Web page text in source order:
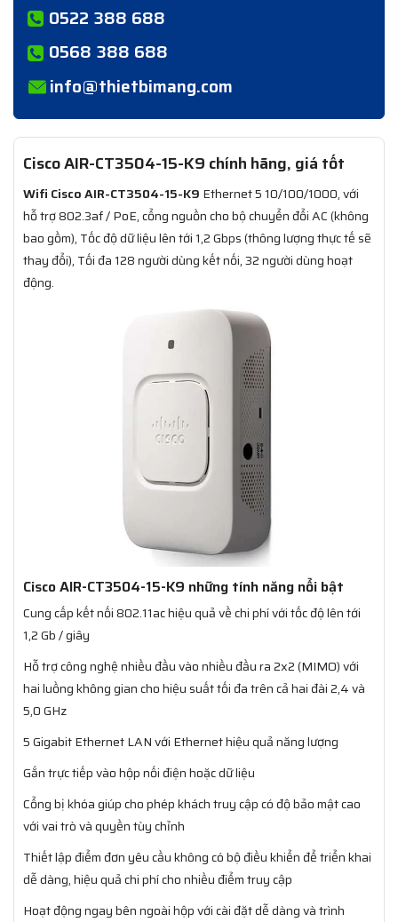
0522 388 688
0568 388 688
info@thietbimang.com
Cisco AIR-CT3504-15-K9 chính hãng, giá tốt
Wifi Cisco AIR-CT3504-15-K9 Ethernet 5 10/100/1000, với
hỗ trợ 802.3af / PoE, cổng nguồn cho bộ chuyển đổi AC (không
bao gồm), Tốc độ dữ liệu lên tới 1,2 Gbps (thông lượng thực tế sẽ
thay đổi), Tối đa 128 người dùng kết nối, 32 người dùng hoạt
động.
Cisco AIR-CT3504-15-K9 những tính năng nổi bật
Cung cấp kết nối 802.11ac hiệu quả về chi phí với tốc độ lên tới
1,2 Gb / giây
Hỗ trợ công nghệ nhiều đầu vào nhiều đầu ra 2x2 (MIMO) với
hai luồng không gian cho hiệu suất tối đa trên cả hai đài 2,4 và
5,0 GHz
5 Gigabit Ethernet LAN với Ethernet hiệu quả năng lượng
Gắn trực tiếp vào hộp nối điện hoặc dữ liệu
Cổng bị khóa giúp cho phép khách truy cập có độ bảo mật cao
với vai trò và quyền tùy chỉnh
Thiết lập điểm đơn yêu cầu không có bộ điều khiển để triển khai
dễ dàng, hiệu quả chi phí cho nhiều điểm truy cập
Hoạt động ngay bên ngoài hộp với cài đặt dễ dàng và trình